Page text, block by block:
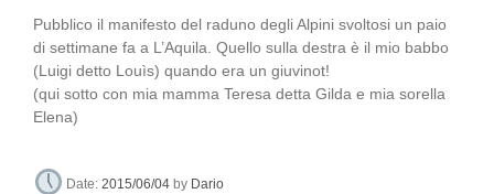
Pubblico il manifesto del raduno degli Alpini svoltosi un paio
di settimane fa a L’Aquila. Quello sulla destra è il mio babbo
(Luigi detto Louìs) quando era un giuvinot!
(qui sotto con mia mamma Teresa detta Gilda e mia sorella
Elena)
Date:2015/06/04 by Dario